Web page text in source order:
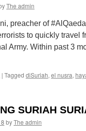
The admin
preacher of
to quickly travel
Army. Within past 3
| Tagged diSuriah, el nusra,
SURIAH
byThe admin